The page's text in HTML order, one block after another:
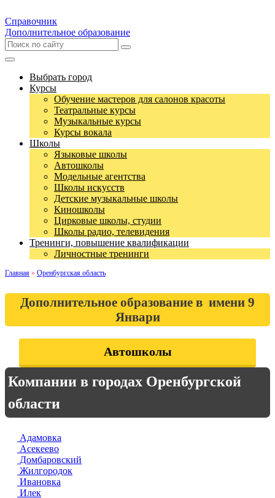
Справочник
Дополнительное образование
Выбрать город
Курсы
Обучение мастеров для салонов красоты
Театральные курсы
Музыкальные курсы
Курсы вокала
Школы
Языковые школы
Автошколы
Модельные агентства
Школы искусств
Детские музыкальные школы
Киношколы
Цирковые школы, студии
Школы радио, телевидения
Тренинги, повышение квалификации
Личностные тренинги
Главная » Оренбургская область
Дополнительное образование в имени 9
Январи
Автошколы
Компании в городах Оренбургской
области
Адамовка
Асекеево
Домбаровский
Жилгородок
Ивановка
Илек